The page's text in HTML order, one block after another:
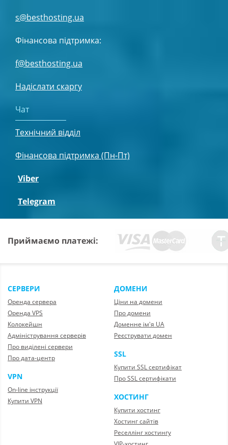
s@besthosting.ua
Фінансова підтримка:
f@besthosting.ua
Надіслати скаргу
Чат
Технічний відділ
Фінансова підтримка (Пн-Пт)
Viber
Telegram
Приймаємо платежі:
СЕРВЕРИ
Оренда сервера
Оренда VPS
Колокейшн
Адміністрування серверів
Про виділені сервери
Про дата-центр
VPN
On-line інструкції
Купити VPN
ДОМЕНИ
Ціни на домени
Про домени
Доменне ім'я UA
Реєструвати домен
SSL
Купити SSL сертифікат
Про SSL сертифікати
ХОСТИНГ
Купити хостинг
Хостинг сайтів
Реселлінг хостингу